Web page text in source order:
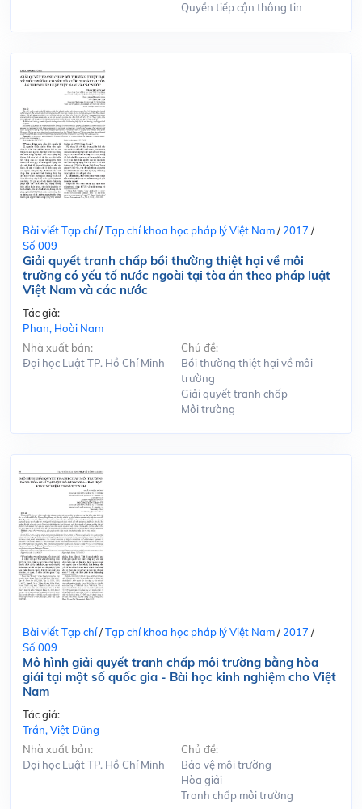
Quyền tiếp cận thông tin
Bài viết Tạp chí/Tạp chí khoa học pháp lý Việt Nam/ 2017 /
Số 009
Giải quyết tranh chấp bồi thường thiệt hại về môi
trường có yếu tố nước ngoài tại tòa án theo pháp luật
Việt Nam và các nước
Tác giả:
Phan, Hoài Nam
Nhà xuất bản:
Đại học Luật TP. Hồ Chí Minh
Chủ đề:
Bồi thường thiệt hại về môi
trường
Giải quyết tranh chấp
Môi trường
Bài viết Tạp chí/Tạp chí khoa học pháp lý Việt Nam/ 2017 /
Số 009
Mô hình giải quyết tranh chấp môi trường bằng hòa
giải tại một số quốc gia - Bài học kinh nghiệm cho Việt
Nam
Tác giả:
Trần, Việt Dũng
Nhà xuất bản:
Đại học Luật TP. Hồ Chí Minh
Chủ đề:
Bảo vệ môi trường
Hòa giải
Tranh chấp môi trường